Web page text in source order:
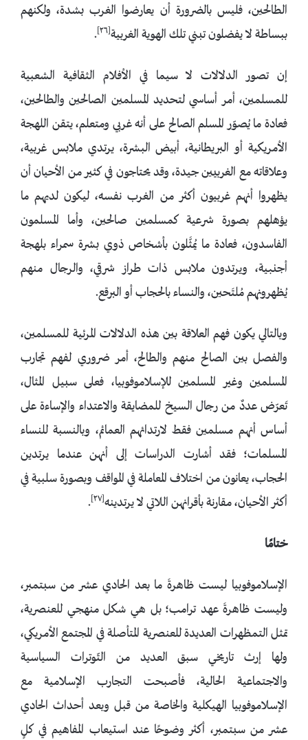
الطالحين، فليس بالضرورة أن يعارضوا الغرب بشدة، ولكنهم
ببساطة لا يفضلون تبني تلك الهوية الغربية[٢٦] .
إن تصور الدلالات لا سيما في الأفلام الثقافية الشعبية
للمسلمين، أمر أساسي لتحديد المسلمين الصالحين والطالحين،
فعادة ما يُصوّر المسلم الصالح على أنه غربي ومتعلم، يتقن اللهجة
الأمريكية أو البريطانية، أبيض البشرة، يرتدي ملابس غربية،
وعلاقاته مع الغربيين جيدة، وقد يحتاجون في كثير من الأحيان أن
يظهروا أنهم غربيون أكثر من الغرب نفسه، ليكون لديهم ما
يؤهلهم بصورة شرعية كمسلمين صالحين، وأما المسلمون
الفاسدون، فعادة ما يُمثَّلون بأشخاص ذوي بشرة سمراء بلهجة
أجنبية، ويرتدون ملابس ذات طراز شرقي، والرجال منهم
يُظهرونهم مُلتَحين، والنساء بالحجاب أو البرقع.
وبالتالي يكون فهم العلاقة بين هذه الدلالات المرئية للمسلمين،
والفصل بين الصالح منهم والطالح، أمر ضروري لفهم تجارب
المسلمين وغير المسلمين للإسلاموفوبيا، فعلى سبيل المثال،
تَعرّض عددٌ من رجال السيخ للمضايقة والاعتداء والإساءة على
أساس أنهم مسلمين فقط لارتدائهم العمائم، وبالنسبة للنساء
المسلمات؛ فقد أشارت الدراسات إلى أنهن عندما يرتدين
الحجاب، يعانون من اختلاف المعاملة في المواقف وبصورة سلبية في
أكثر الأحيان، مقارنة بأقرانهن اللاتي لا يرتدينه[٢٧] .
ختامًا
الإسلاموفوبيا ليست ظاهرةَ ما بعد الحادي عشر من سبتمبر،
وليست ظاهرةَ عهد ترامب؛ بل هي شكل منهجي للعنصرية،
تمثل التمظهرات العديدة للعنصرية المتأصلة في المجتمع الأمريكي،
ولها إرث تاريخي سبق العديد من التّوترات السياسية
والاجتماعية الحالية، فأصبحت التجارب الإسلامية مع
الإسلاموفوبيا الهيكلية والخاصة من قبل وبعد أحداث الحادي
عشر من سبتمبر، أكثر وضوحًا عند استيعاب المفاهيم في كلٍ